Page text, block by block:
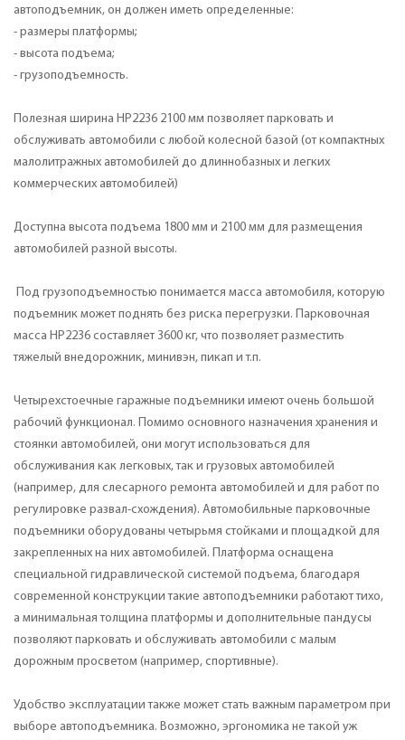
автоподъемник, он должен иметь определенные:
- размеры платформы;
- высота подъема;
- грузоподъемность.
Полезная ширина HP2236 2100 мм позволяет парковать и
обслуживать автомобили с любой колесной базой (от компактных
малолитражных автомобилей до длиннобазных и легких
коммерческих автомобилей)
Доступна высота подъема 1800 мм и 2100 мм для размещения
автомобилей разной высоты.
Под грузоподъемностью понимается масса автомобиля, которую
подъемник может поднять без риска перегрузки. Парковочная
масса HP2236 составляет 3600 кг, что позволяет разместить
тяжелый внедорожник, минивэн, пикап и т.п.
Четырехстоечные гаражные подъемники имеют очень большой
рабочий функционал. Помимо основного назначения хранения и
стоянки автомобилей, они могут использоваться для
обслуживания как легковых, так и грузовых автомобилей
(например, для слесарного ремонта автомобилей и для работ по
регулировке развал-схождения). Автомобильные парковочные
подъемники оборудованы четырьмя стойками и площадкой для
закрепленных на них автомобилей. Платформа оснащена
специальной гидравлической системой подъема, благодаря
современной конструкции такие автоподъемники работают тихо,
а минимальная толщина платформы и дополнительные пандусы
позволяют парковать и обслуживать автомобили с малым
дорожным просветом (например, спортивные).
Удобство эксплуатации также может стать важным параметром при
выборе автоподъемника. Возможно, эргономика не такой уж